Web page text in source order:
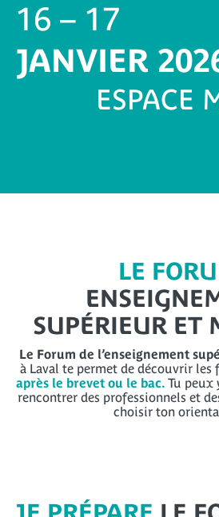
16 – 17
JANVIER
ESPACE
LE
SUPÉRIEUR ET
Le Forum de l’enseignement
à Laval te permet de découvrir
après le brevet ou le bac. Tu peux
rencontrer des professionnels et
choisir ton